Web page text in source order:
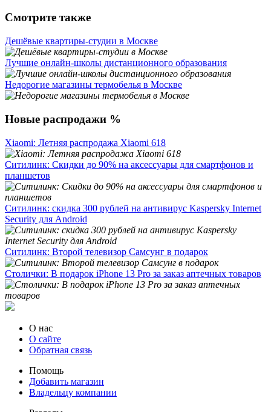
Смотрите также
Дешёвые квартиры-студии в Москве
Лучшие онлайн-школы дистанционного образования
Недорогие магазины термобелья в Москве
Новые распродажи %
Xiaomi: Летняя распродажа Xiaomi 618
Ситилинк: Скидки до 90% на аксессуары для смартфонов и
планшетов
Ситилинк: скидка 300 рублей на антивирус Kaspersky Internet
Security для Android
Ситилинк: Второй телевизор Самсунг в подарок
Столички: В подарок iPhone 13 Pro за заказ аптечных товаров
О нас
О сайте
Обратная связь
Помощь
Добавить магазин
Владельцу компании